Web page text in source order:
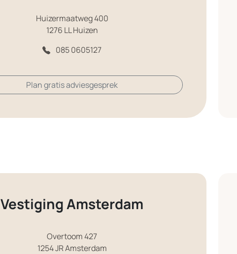
Huizermaatweg 400
1276 LL Huizen
085 0605127
Plan gratis adviesgesprek
Vestiging Amsterdam
Overtoom 427
1254 JR Amsterdam